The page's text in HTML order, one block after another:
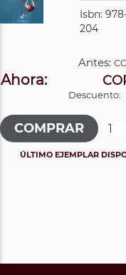
Isbn:
204
Antes:
Ahora:
Descuento:
ÚLTIMO EJEMPLAR